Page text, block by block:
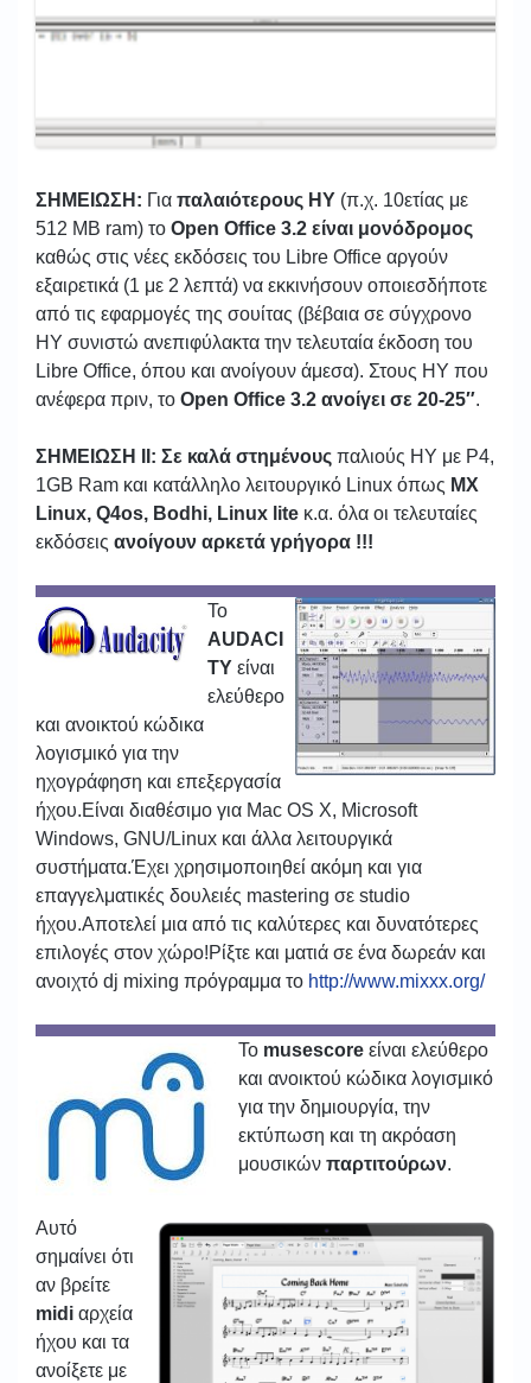
ΣΗΜΕΙΩΣΗ: Για παλαιότερους ΗΥ (π.χ. 10ετίας με
512 ΜΒ ram) το Open Office 3.2 είναι μονόδρομος
καθώς στις νέες εκδόσεις του Libre Office αργούν
εξαιρετικά (1 με 2 λεπτά) να εκκινήσουν οποιεσδήποτε
από τις εφαρμογές της σουίτας (βέβαια σε σύγχρονο
ΗΥ συνιστώ ανεπιφύλακτα την τελευταία έκδοση του
Libre Office, όπου και ανοίγουν άμεσα). Στους ΗΥ που
ανέφερα πριν, το Open Office 3.2 ανοίγει σε 20-25″.
ΣΗΜΕΙΩΣΗ ΙΙ: Σε καλά στημένους παλιούς ΗΥ με P4,
1GB Ram και κατάλληλο λειτουργικό Linux όπως MX
Linux, Q4os, Bodhi, Linux lite κ.α. όλα οι τελευταίες
εκδόσεις ανοίγουν αρκετά γρήγορα !!!
Το
AUDACI
TY είναι
ελεύθερο
και ανοικτού κώδικα
λογισμικό για την
ηχογράφηση και επεξεργασία
ήχου.Είναι διαθέσιμο για Mac OS X, Microsoft
Windows, GNU/Linux και άλλα λειτουργικά
συστήματα.Έχει χρησιμοποιηθεί ακόμη και για
επαγγελματικές δουλειές mastering σε studio
ήχου.Αποτελεί μια από τις καλύτερες και δυνατότερες
επιλογές στον χώρο!Ρίξτε και ματιά σε ένα δωρεάν και
ανοιχτό dj mixing πρόγραμμα το http://www.mixxx.org/
Το musescore είναι ελεύθερο
και ανοικτού κώδικα λογισμικό
για την δημιουργία, την
εκτύπωση και τη ακρόαση
μουσικών παρτιτούρων.
Αυτό
σημαίνει ότι
αν βρείτε
midi αρχεία
ήχου και τα
ανοίξετε με